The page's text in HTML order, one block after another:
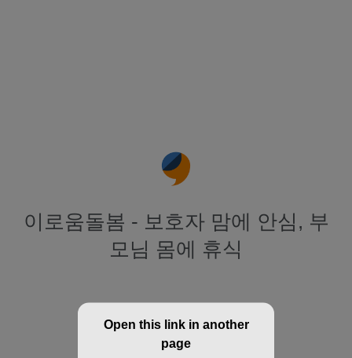
이로움돌봄 - 보호자 맘에 안심, 부
모님 몸에 휴식